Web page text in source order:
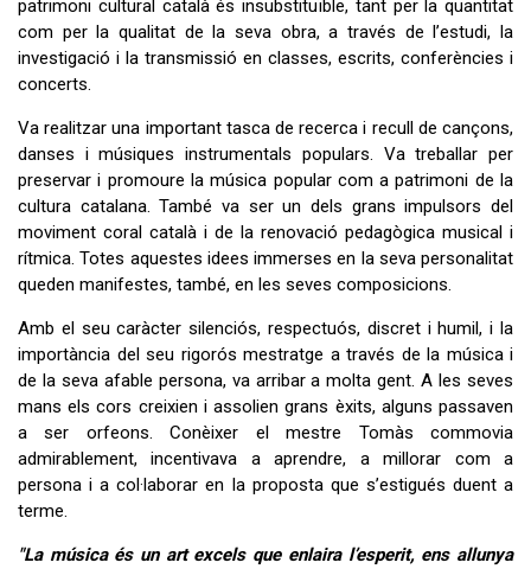
patrimoni cultural català és insubstituïble, tant per la quantitat
com per la qualitat de la seva obra, a través de l’estudi, la
investigació i la transmissió en classes, escrits, conferències i
concerts.
Va realitzar una important tasca de recerca i recull de cançons,
danses i músiques instrumentals populars. Va treballar per
preservar i promoure la música popular com a patrimoni de la
cultura catalana. També va ser un dels grans impulsors del
moviment coral català i de la renovació pedagògica musical i
rítmica. Totes aquestes idees immerses en la seva personalitat
queden manifestes, també, en les seves composicions.
Amb el seu caràcter silenciós, respectuós, discret i humil, i la
importància del seu rigorós mestratge a través de la música i
de la seva afable persona, va arribar a molta gent. A les seves
mans els cors creixien i assolien grans èxits, alguns passaven
a ser orfeons. Conèixer el mestre Tomàs commovia
admirablement, incentivava a aprendre, a millorar com a
persona i a col·laborar en la proposta que s’estigués duent a
terme.
"La música és un art excels que enlaira l’esperit, ens allunya